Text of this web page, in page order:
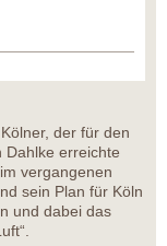
der für den
Dahlke erreichte
vergangenen
sein Plan für Köln
und dabei das